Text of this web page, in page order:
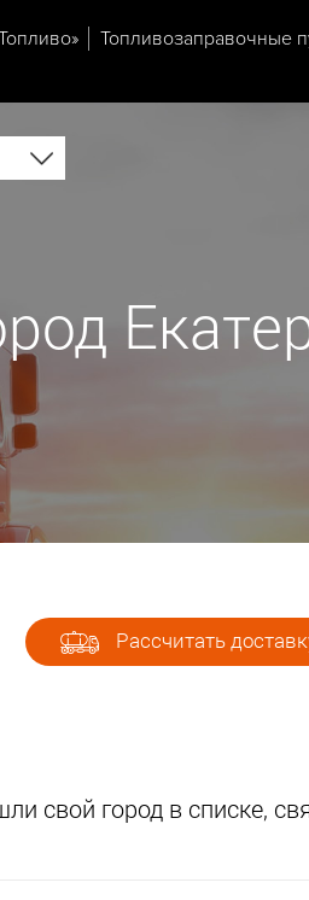
Топливозаправочные
Рассчитать
свой город в списке,